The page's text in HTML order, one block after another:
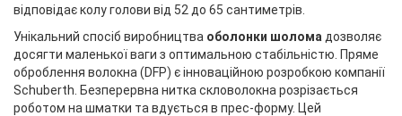
відповідає колу голови від 52 до 65 сантиметрів.
Унікальний спосіб виробництва оболонки шолома дозволяє
досягти маленької ваги з оптимальною стабільністю. Пряме
оброблення волокна (DFP) є інноваційною розробкою компанії
Schuberth. Безперервна нитка скловолокна розрізається
роботом на шматки та вдується в прес-форму. Цей